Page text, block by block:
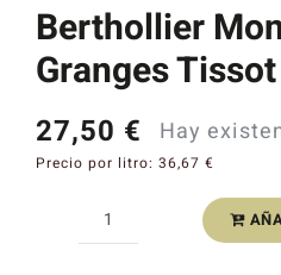
Berthollier
Granges
27,50 € Hay
Precio por litro: 36,67 €
Berthollier